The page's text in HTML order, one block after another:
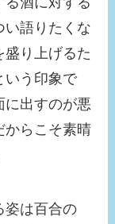
い語りたくな
盛り上げるた
いう印象で
に出すのが悪
からこそ素晴
姿は百合の